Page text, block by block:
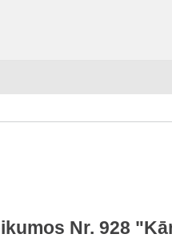
Nr. 928